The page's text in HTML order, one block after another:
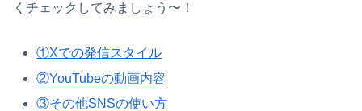
くチェックしてみましょう〜！
①Xでの発信スタイル
②YouTubeの動画内容
③その他SNSの使い方